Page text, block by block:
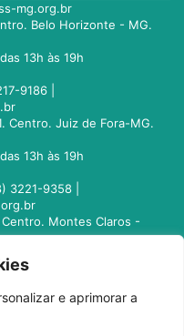
e aprimorar a
mg.org.br
Belo Horizonte - MG.
13h às 19h
9186 |
Centro. Juiz de Fora-MG.
13h às 19h
3221-9358 |
Montes Claros -
- MG. CEP